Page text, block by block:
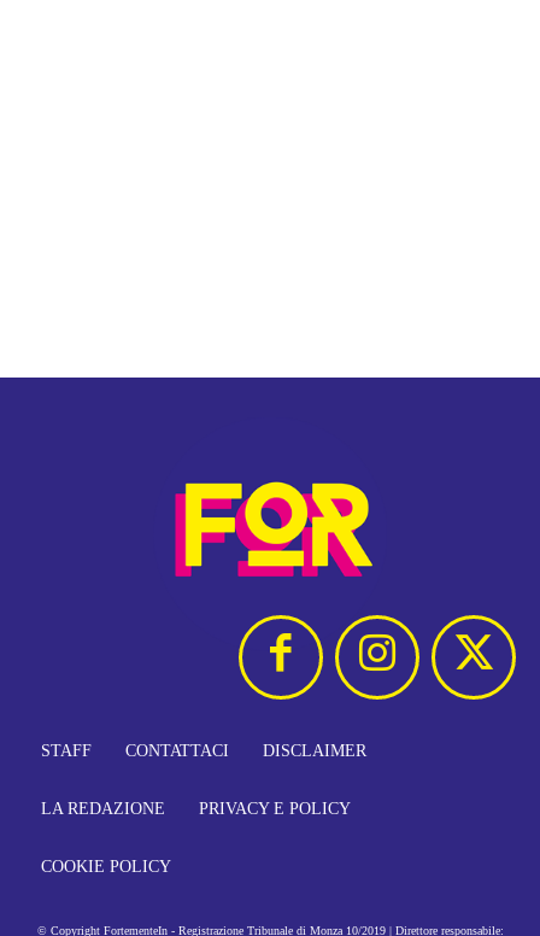
STAFF CONTATTACI DISCLAIMER
LA REDAZIONE PRIVACY E POLICY
COOKIE POLICY
© Copyright FortementeIn - Registrazione Tribunale di Monza 10/2019 | Direttore responsabile: